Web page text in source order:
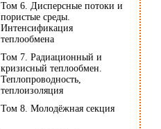
Том 6. Дисперсные потоки и
пористые среды.
Интенсификация
теплообмена
Том 7. Радиационный и
кризисный теплообмен.
Теплопроводность,
теплоизоляция
Том 8. Молодёжная секция